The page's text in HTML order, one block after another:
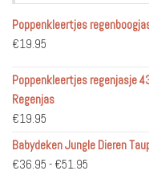
Poppenkleertjes
€19.95
Poppenkleertjes regenjasje
Regenjas
€19.95
Babydeken Jungle Dieren
€36.95 - €51.95